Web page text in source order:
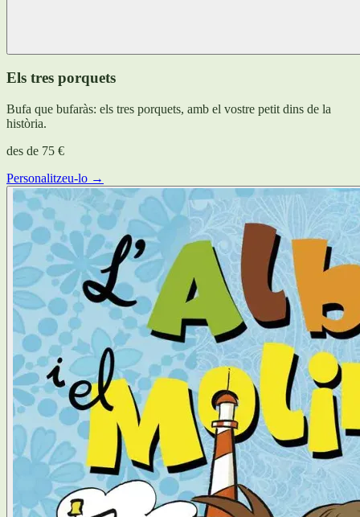
Els tres porquets
Bufa que bufaràs: els tres porquets, amb el vostre petit dins de la
història.
des de 75 €
Personalitzeu-lo →